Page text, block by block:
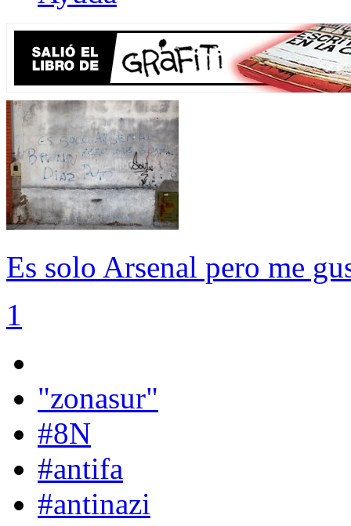
Es solo Arsenal pero me
1
"zonasur"
#8N
#antifa
#antinazi